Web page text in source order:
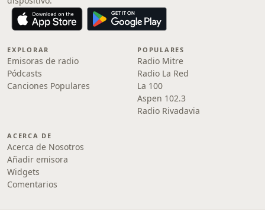
EXPLORAR
Emisoras de radio
Pódcasts
Canciones Populares
POPULARES
Radio Mitre
Radio La Red
La 100
Aspen 102.3
Radio Rivadavia
ACERCA DE
Acerca de Nosotros
Añadir emisora
Widgets
Comentarios